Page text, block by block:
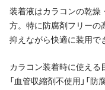
装着液はカラコンの乾燥
方。特に防腐剤フリーの
抑えながら快適に装用で
カラコン装着時に使える
「血管収縮剤不使用」「